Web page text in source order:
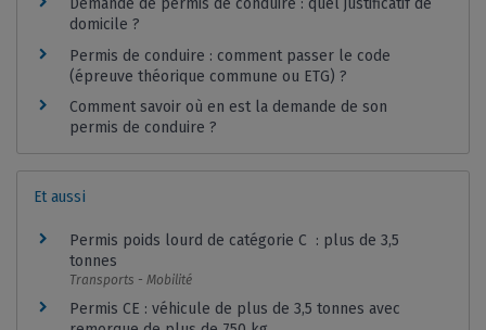
Demande de permis de conduire : quel justificatif de
domicile ?
Permis de conduire : comment passer le code
(épreuve théorique commune ou ETG) ?
Comment savoir où en est la demande de son
permis de conduire ?
Et aussi
Permis poids lourd de catégorie C : plus de 3,5
tonnes
Transports - Mobilité
Permis CE : véhicule de plus de 3,5 tonnes avec